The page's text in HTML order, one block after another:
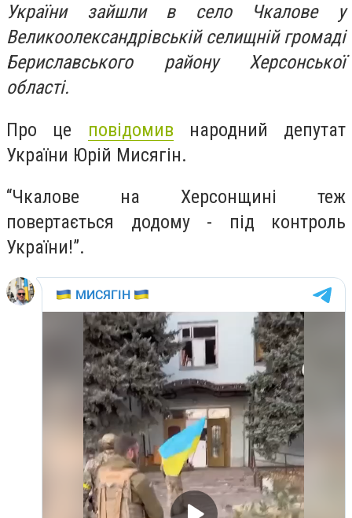
України зайшли в село Чкалове у
Великоолександрівській селищній громаді
Бериславського району Херсонської
області.
Про це повідомив народний депутат
України Юрій Мисягін.
“Чкалове на Херсонщині теж
повертається додому - під контроль
України!”.